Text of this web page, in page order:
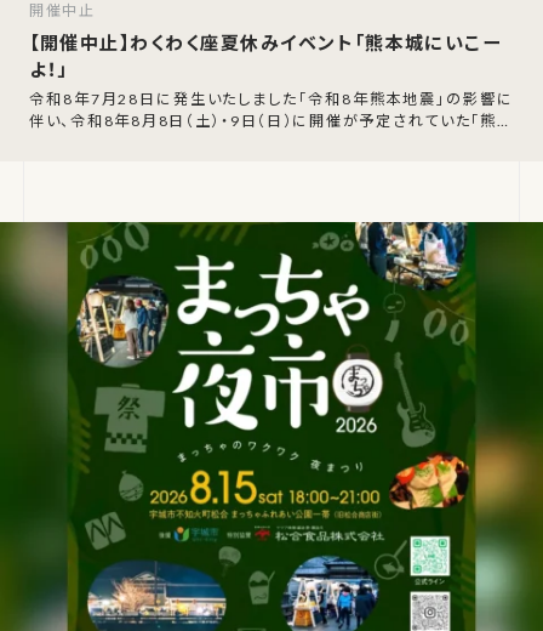
【開催中止】わくわく座夏休みイベント「熊本城にいこー
よ！」
令和8年7月28日に発生いたしました「令和8年熊本地震」の影響に
伴い、令和8年8月8日（土）・9日（日）に開催が予定されていた「熊本
開催中止